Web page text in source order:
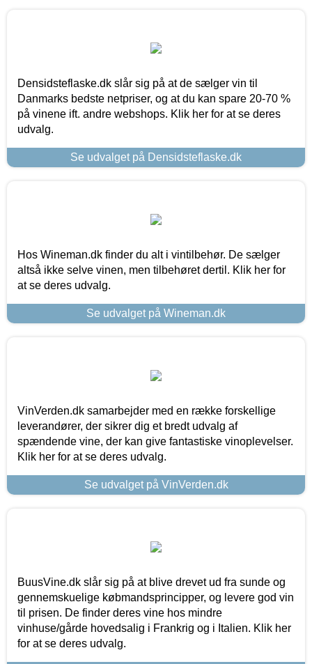
Densidsteflaske.dk slår sig på at de sælger vin til
Danmarks bedste netpriser, og at du kan spare 20-70 %
på vinene ift. andre webshops. Klik her for at se deres
udvalg.
Se udvalget på Densidsteflaske.dk
Hos Wineman.dk finder du alt i vintilbehør. De sælger
altså ikke selve vinen, men tilbehøret dertil. Klik her for
at se deres udvalg.
Se udvalget på Wineman.dk
VinVerden.dk samarbejder med en række forskellige
leverandører, der sikrer dig et bredt udvalg af
spændende vine, der kan give fantastiske vinoplevelser.
Klik her for at se deres udvalg.
Se udvalget på VinVerden.dk
BuusVine.dk slår sig på at blive drevet ud fra sunde og
gennemskuelige købmandsprincipper, og levere god vin
til prisen. De finder deres vine hos mindre
vinhuse/gårde hovedsalig i Frankrig og i Italien. Klik her
for at se deres udvalg.